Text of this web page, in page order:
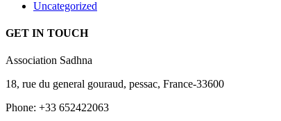
Uncategorized
GET IN TOUCH
Association Sadhna
18, rue du general gouraud, pessac, France-33600
Phone: +33 652422063